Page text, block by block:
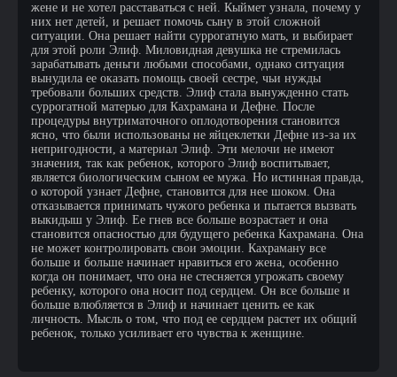
жене и не хотел расставаться с ней. Кыймет узнала, почему у
них нет детей, и решает помочь сыну в этой сложной
ситуации. Она решает найти суррогатную мать, и выбирает
для этой роли Элиф. Миловидная девушка не стремилась
зарабатывать деньги любыми способами, однако ситуация
вынудила ее оказать помощь своей сестре, чьи нужды
требовали больших средств. Элиф стала вынужденно стать
суррогатной матерью для Кахрамана и Дефне. После
процедуры внутриматочного оплодотворения становится
ясно, что были использованы не яйцеклетки Дефне из-за их
непригодности, а материал Элиф. Эти мелочи не имеют
значения, так как ребенок, которого Элиф воспитывает,
является биологическим сыном ее мужа. Но истинная правда,
о которой узнает Дефне, становится для нее шоком. Она
отказывается принимать чужого ребенка и пытается вызвать
выкидыш у Элиф. Ее гнев все больше возрастает и она
становится опасностью для будущего ребенка Кахрамана. Она
не может контролировать свои эмоции. Кахраману все
больше и больше начинает нравиться его жена, особенно
когда он понимает, что она не стесняется угрожать своему
ребенку, которого она носит под сердцем. Он все больше и
больше влюбляется в Элиф и начинает ценить ее как
личность. Мысль о том, что под ее сердцем растет их общий
ребенок, только усиливает его чувства к женщине.